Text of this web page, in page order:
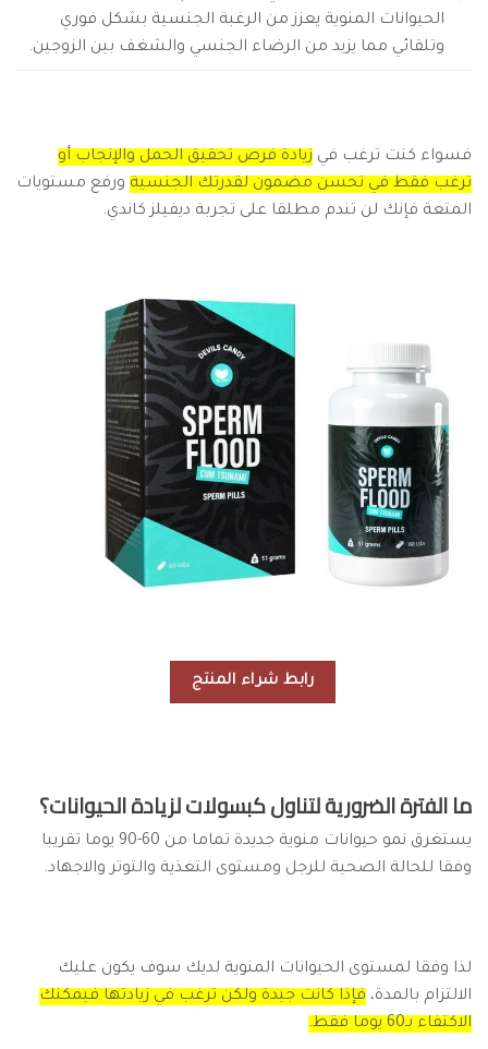
الحيوانات المنوية يعزز من الرغبة الجنسية بشكل فوري
وتلقائي مما يزيد من الرضاء الجنسي والشغف بين الزوجين.
فسواء كنت ترغب في زيادة فرص تحقيق الحمل والإنجاب أو
ترغب فقط في تحسن مضمون لقدرتك الجنسية ورفع مستويات
المتعة فإنك لن تندم مطلقا على تجربة ديفيلز كاندي.
رابط شراء المنتج
ما الفترة الضرورية لتناول كبسولات لزيادة الحيوانات؟
يستغرق نمو حيوانات منوية جديدة تماما من 60-90 يوما تقريبا
وفقا للحالة الصحية للرجل ومستوى التغذية والتوتر والاجهاد.
لذا وفقا لمستوى الحيوانات المنوية لديك سوف يكون عليك
الالتزام بالمدة، فإذا كانت جيدة ولكن ترغب في زيادتها فيمكنك
الاكتفاء بـ60 يوما فقط.